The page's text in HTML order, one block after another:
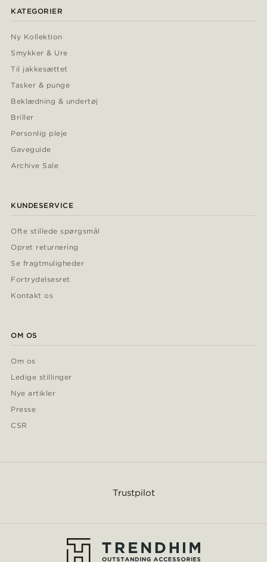
KATEGORIER
Ny Kollektion
Smykker & Ure
Til jakkesættet
Tasker & punge
Beklædning & undertøj
Briller
Personlig pleje
Gaveguide
Archive Sale
KUNDESERVICE
Ofte stillede spørgsmål
Opret returnering
Se fragtmuligheder
Fortrydelsesret
Kontakt os
OM OS
Om os
Ledige stillinger
Nye artikler
Presse
CSR
Trustpilot